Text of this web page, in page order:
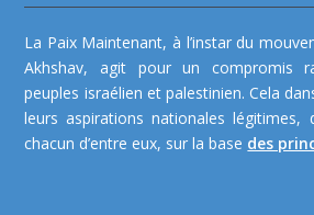
La Paix Maintenant, à l’instar du
Akhshav, agit pour un compromis
peuples israélien et palestinien. Cela
leurs aspirations nationales légitimes,
chacun d’entre eux, sur la base des